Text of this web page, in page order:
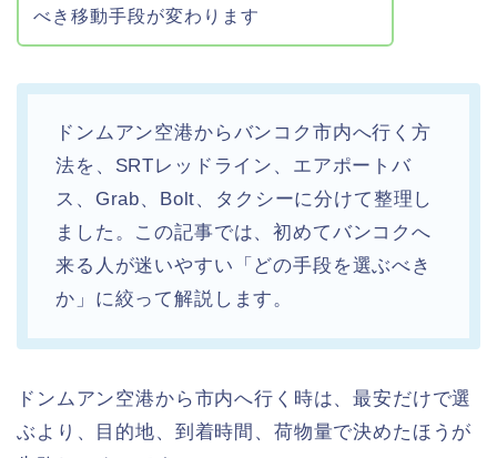
べき移動手段が変わります
ドンムアン空港からバンコク市内へ行く方
法を、SRTレッドライン、エアポートバ
ス、Grab、Bolt、タクシーに分けて整理し
ました。この記事では、初めてバンコクへ
来る人が迷いやすい「どの手段を選ぶべき
か」に絞って解説します。
ドンムアン空港から市内へ行く時は、最安だけで選
ぶより、目的地、到着時間、荷物量で決めたほうが